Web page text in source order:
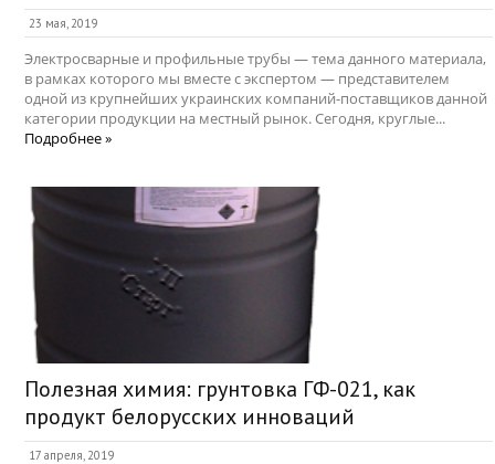
23 мая, 2019
Электросварные и профильные трубы — тема данного материала,
в рамках которого мы вместе с экспертом — представителем
одной из крупнейших украинских компаний-поставщиков данной
категории продукции на местный рынок. Сегодня, круглые...
Подробнее »
Полезная химия: грунтовка ГФ-021, как
продукт белорусских инноваций
17 апреля, 2019